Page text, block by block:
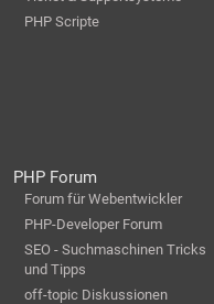
PHP Scripte
PHP Forum
Forum für Webentwickler
PHP-Developer Forum
SEO - Suchmaschinen Tricks
und Tipps
off-topic Diskussionen